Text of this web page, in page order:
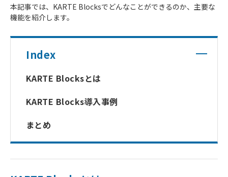
本記事では、KARTE Blocksでどんなことができるのか、主要な
機能を紹介します。
Index
KARTE Blocksとは
KARTE Blocks導入事例
まとめ